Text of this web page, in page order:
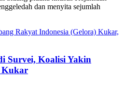
dan menyita sejumlah
Survei, Koalisi Yakin
Kukar